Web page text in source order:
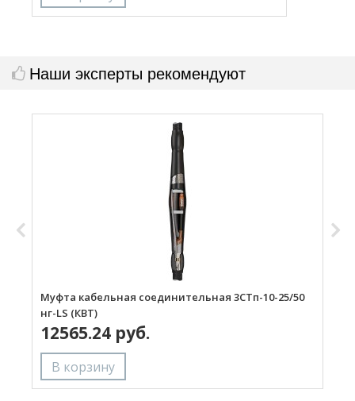
Наши эксперты рекомендуют
Муфта кабельная соединительная 3СТп-10-25/50
нг-LS (КВТ)
12565.24 руб.